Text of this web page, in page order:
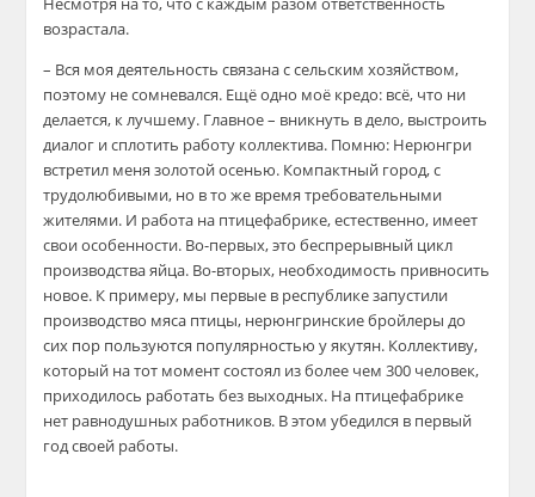
возрастала.
– Вся моя деятельность связана с сельским хозяйством,
поэтому не сомневался. Ещё одно моё кредо: всё, что ни
делается, к лучшему. Главное – вникнуть в дело, выстроить
диалог и сплотить работу коллектива. Помню: Нерюнгри
встретил меня золотой осенью. Компактный город, с
трудолюбивыми, но в то же время требовательными
жителями. И работа на птицефабрике, естественно, имеет
свои особенности. Во-первых, это беспрерывный цикл
производства яйца. Во-вторых, необходимость привносить
новое. К примеру, мы первые в республике запустили
производство мяса птицы, нерюнгринскиебройлеры до
сих пор пользуются популярностью уякутян. Коллективу,
который на тот момент состоял изболее чем 300 человек,
приходилось работать без выходных. На птицефабрике
нет равнодушных работников. В этом убедился в первый
год своей работы.